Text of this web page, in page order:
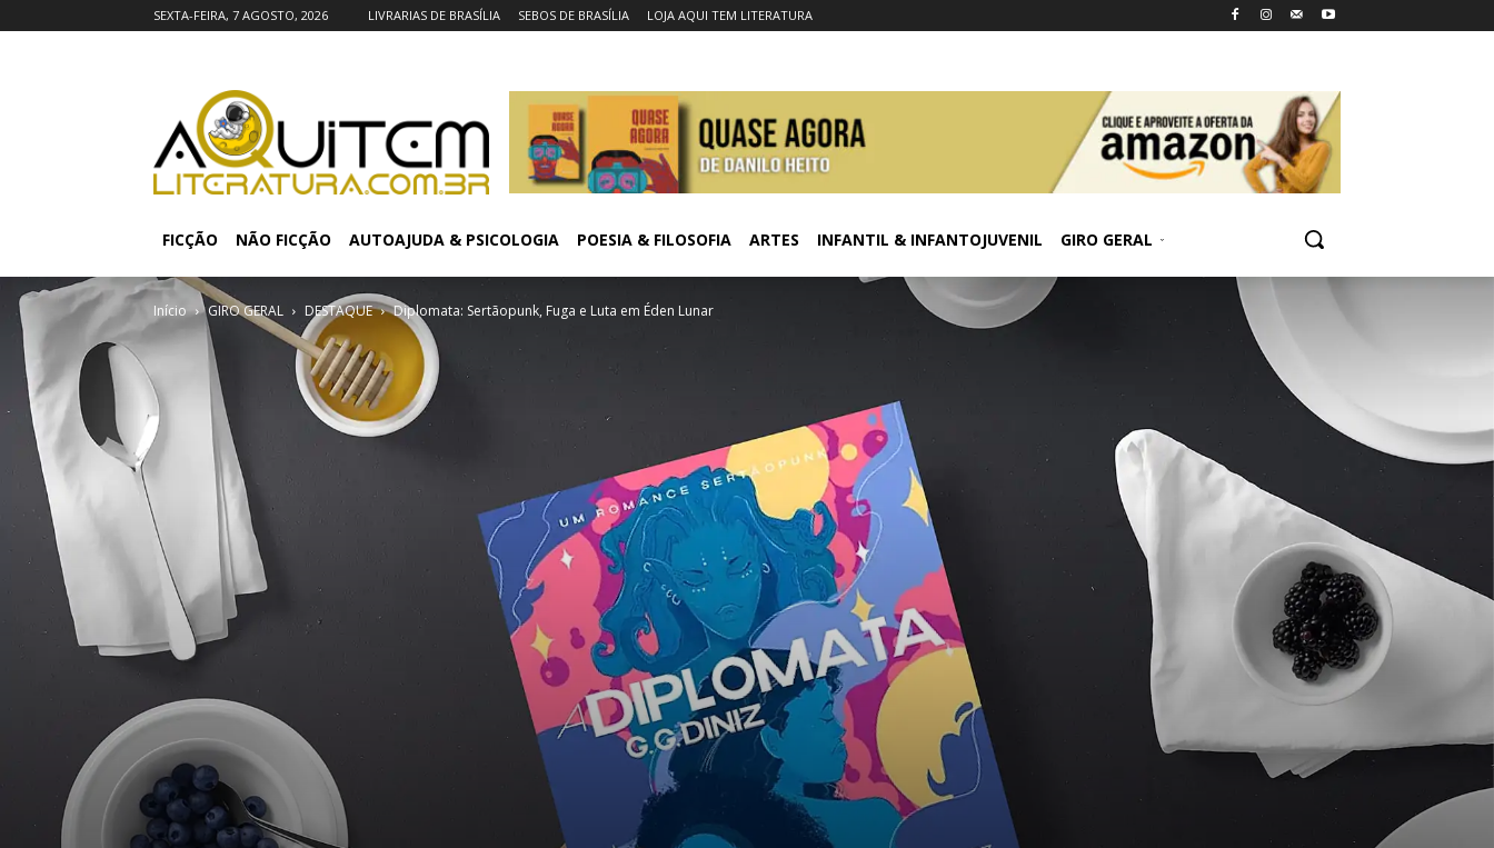
SEXTA-FEIRA, 7 AGOSTO, 2026 LIVRARIAS DE BRASÍLIA SEBOS DE BRASÍLIA LOJA AQUI TEM LITERATURA
FICÇÃO NÃO FICÇÃO AUTOAJUDA & PSICOLOGIA POESIA & FILOSOFIA ARTES INFANTIL & INFANTOJUVENIL GIRO GERAL
Início GIRO GERAL DESTAQUE Diplomata: Sertãopunk, Fuga e Luta em Éden Lunar